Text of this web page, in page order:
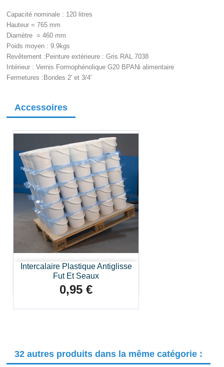
Capacité nominale : 120 litres
Hauteur = 765 mm
Diamètre = 460 mm
Poids moyen : 9.9kgs
Revêtement :Peinture extérieure : Gris RAL 7038
Intérieur : Vernis Formophénolique G20 BPANi alimentaire
Fermetures :Bondes 2' et 3/4'
Accessoires
Intercalaire Plastique Antiglisse
Fut Et Seaux
Prix
0,95 €
32 autres produits dans la même catégorie :